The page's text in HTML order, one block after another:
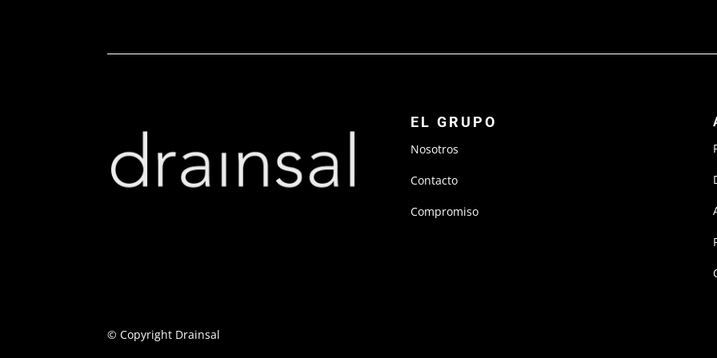
EL GRUPO
Nosotros
Contacto
Compromiso
© Copyright Drainsal